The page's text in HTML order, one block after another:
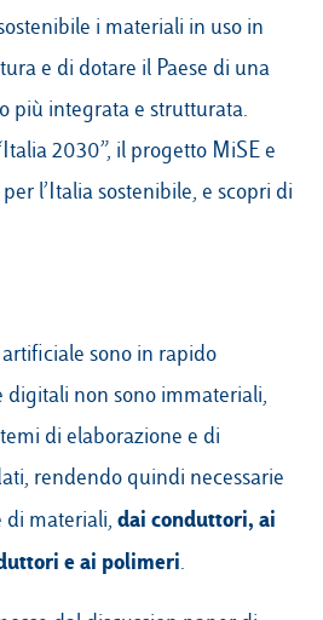
i materiali in uso in
e di dotare il Paese di una
più integrata e strutturata.
2030”, il progetto MiSE e
l’Italia sostenibile, e scopri di
sono in rapido
digitali non sono immateriali,
di elaborazione e di
rendendo quindi necessarie
di materiali, dai conduttori, ai
e ai polimeri.